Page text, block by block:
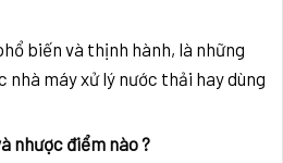
biến và thịnh hành, là những
nhà máy xử lý nước thải hay dùng
nhược điểm nào ?